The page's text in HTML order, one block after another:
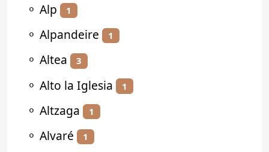
⚬ Alp 1
⚬ Alpandeire 1
⚬ Altea 3
⚬ Alto la Iglesia 1
⚬ Altzaga 1
⚬ Alvaré 1